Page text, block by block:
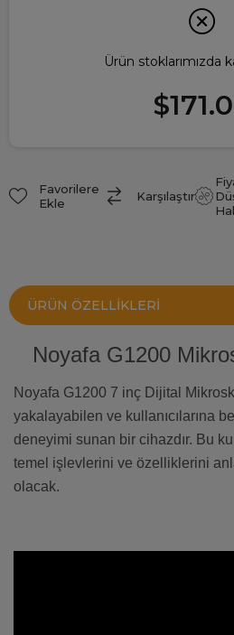
Ürün stoklarımızda
Favorilere
Ekle
Karşılaştır
ÜRÜN ÖZELLIKLERI
Noyafa G1200
Noyafa G1200 7 inç Dijital
yakalayabilen ve kullanıcılarına
deneyimi sunan bir cihazdır. Bu
temel işlevlerini ve özelliklerini
olacak.